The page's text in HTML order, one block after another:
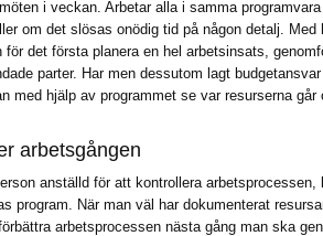
i veckan. Arbetar alla i samma
om det slösas onödig tid på någon detalj. Med
för det första planera en hel arbetsinsats,
parter. Har men dessutom lagt
med hjälp av programmet se var resurserna går
arbetsgången
anställd för att kontrollera arbetsprocessen,
program. När man väl har dokumenterat
arbetsprocessen nästa gång man ska